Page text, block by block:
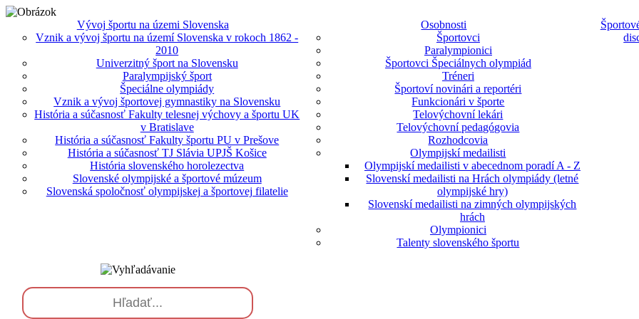
Vývoj športu na územi Slovenska
Vznik a vývoj športu na území Slovenska v rokoch 1862 -
2010
Univerzitný šport na Slovensku
Paralympijský šport
Špeciálne olympiády
Vznik a vývoj športovej gymnastiky na Slovensku
História a súčasnosť Fakulty telesnej výchovy a športu UK
v Bratislave
História a súčasnosť Fakulty športu PU v Prešove
História a súčasnosť TJ Slávia UPJŠ Košice
História slovenského horolezectva
Slovenské olympijské a športové múzeum
Slovenská spoločnosť olympijskej a športovej filatelie
Osobnosti
Športovci
Paralympionici
Športovci Špeciálnych olympiád
Tréneri
Športoví novinári a reportéri
Funkcionári v športe
Telovýchovní lekári
Telovýchovní pedagógovia
Rozhodcovia
Olympijskí medailisti
Olympijskí medailisti v abecednom poradí A - Z
Slovenskí medailisti na Hrách olympiády (letné
olympijské hry)
Slovenskí medailisti na zimných olympijských
hrách
Olympionici
Talenty slovenského športu